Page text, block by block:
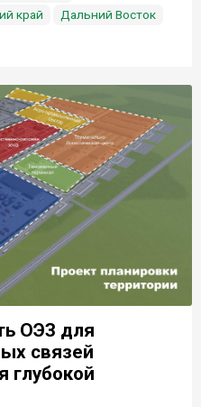
край
Дальний Восток
ОЭЗ для
связей
глубокой